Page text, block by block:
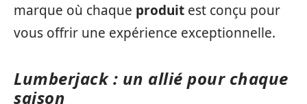
marque où chaque produit est conçu pour
vous offrir une expérience exceptionnelle.
Lumberjack : un allié pour chaque
saison